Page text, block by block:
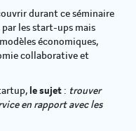
durant ce séminaire
les start-ups mais
économiques,
collaborative et
le sujet : trouver
en rapport avec les